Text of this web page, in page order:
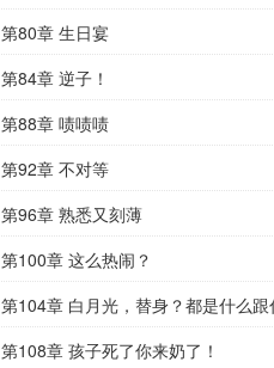
第80章 生日宴
第84章 逆子！
第88章 啧啧啧
第92章 不对等
第96章 熟悉又刻薄
第100章 这么热闹？
第104章 白月光，替身？都是什么跟
第108章 孩子死了你来奶了！